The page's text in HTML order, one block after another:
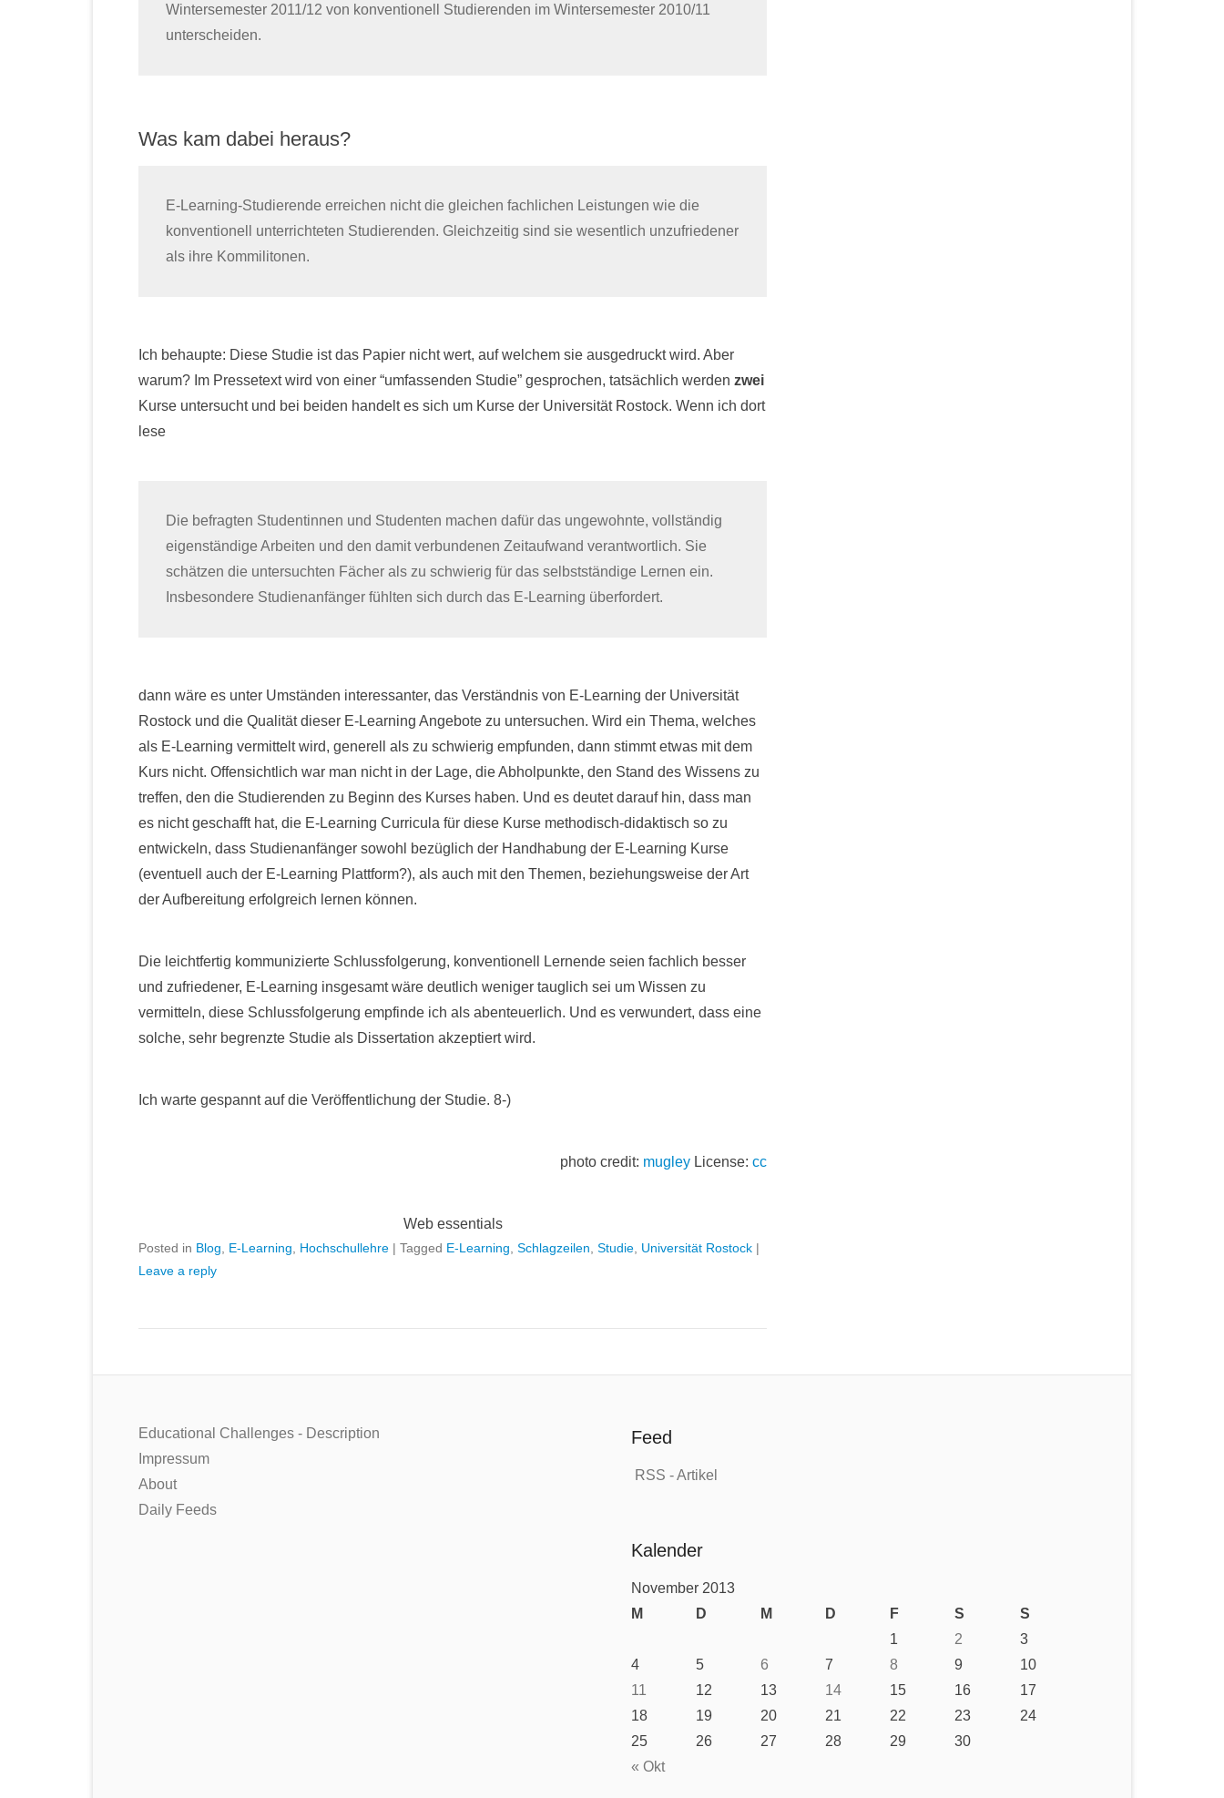
Wintersemester 2011/12 von konventionell Studierenden im Wintersemester 2010/11
unterscheiden.
Was kam dabei heraus?
E-Learning-Studierende erreichen nicht die gleichen fachlichen Leistungen wie die
konventionell unterrichteten Studierenden. Gleichzeitig sind sie wesentlich unzufriedener
als ihre Kommilitonen.
Ich behaupte: Diese Studie ist das Papier nicht wert, auf welchem sie ausgedruckt wird. Aber
warum? Im Pressetext wird von einer “umfassenden Studie” gesprochen, tatsächlich werden zwei
Kurse untersucht und bei beiden handelt es sich um Kurse der Universität Rostock. Wenn ich dort
lese
Die befragten Studentinnen und Studenten machen dafür das ungewohnte, vollständig
eigenständige Arbeiten und den damit verbundenen Zeitaufwand verantwortlich. Sie
schätzen die untersuchten Fächer als zu schwierig für das selbstständige Lernen ein.
Insbesondere Studienanfänger fühlten sich durch das E-Learning überfordert.
dann wäre es unter Umständen interessanter, das Verständnis von E-Learning der Universität
Rostock und die Qualität dieser E-Learning Angebote zu untersuchen. Wird ein Thema, welches
als E-Learning vermittelt wird, generell als zu schwierig empfunden, dann stimmt etwas mit dem
Kurs nicht. Offensichtlich war man nicht in der Lage, die Abholpunkte, den Stand des Wissens zu
treffen, den die Studierenden zu Beginn des Kurses haben. Und es deutet darauf hin, dass man
es nicht geschafft hat, die E-Learning Curricula für diese Kurse methodisch-didaktisch so zu
entwickeln, dass Studienanfänger sowohl bezüglich der Handhabung der E-Learning Kurse
(eventuell auch der E-Learning Plattform?), als auch mit den Themen, beziehungsweise der Art
der Aufbereitung erfolgreich lernen können.
Die leichtfertig kommunizierte Schlussfolgerung, konventionell Lernende seien fachlich besser
und zufriedener, E-Learning insgesamt wäre deutlich weniger tauglich sei um Wissen zu
vermitteln, diese Schlussfolgerung empfinde ich als abenteuerlich. Und es verwundert, dass eine
solche, sehr begrenzte Studie als Dissertation akzeptiert wird.
Ich warte gespannt auf die Veröffentlichung der Studie. 8-)
photo credit: mugley License: cc
Web essentials
Posted in Blog E-Learning Hochschullehre | Tagged E-Learning Schlagzeilen Studie Universität Rostock |
Leave a reply
Educational Challenges - Description
Impressum
About
Daily Feeds
Feed
RSS - Artikel
Kalender
November 2013
M
D M D F S S
« Okt
1 2
3
4
5 6 7 8 9
10
11
12 13 14 15 16
17
18
19 20 21 22 23
24
25
26 27 28 29 30